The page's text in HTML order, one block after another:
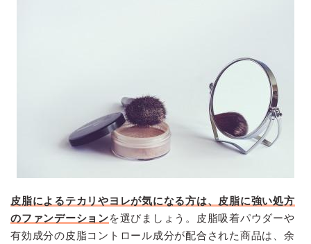
皮脂によるテカリやヨレが気になる方は、皮脂に強い処方
のファンデーションを選びましょう。皮脂吸着パウダーや
有効成分の皮脂コントロール成分が配合された商品は、余